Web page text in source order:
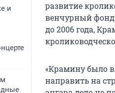
и
развитие
венчурный фонд
до 2006 года,
«Крамину было
направить на